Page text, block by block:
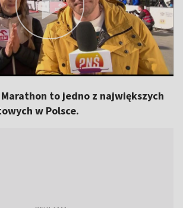
Marathon to jedno z największych
w Polsce.